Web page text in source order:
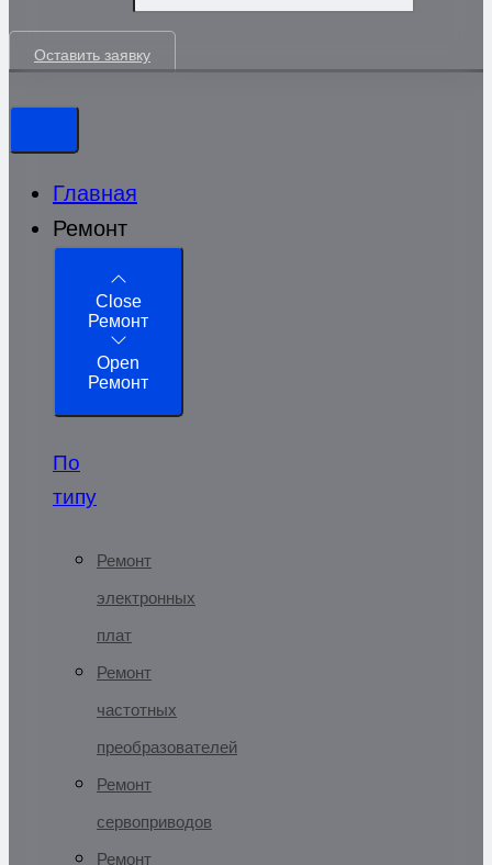
Оставить заявку
Главная
Ремонт
Close
Ремонт
Open
Ремонт
По
типу
Ремонт
электронных
плат
Ремонт
частотных
преобразователей
Ремонт
сервоприводов
Ремонт